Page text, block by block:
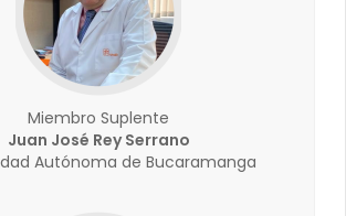
Miembro Suplente
Juan José Rey Serrano
Autónoma de Bucaramanga